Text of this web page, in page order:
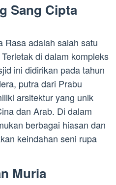
Sang Cipta
Rasa adalah salah satu
di dalam kompleks
ini didirikan pada tahun
putra dari Prabu
arsitektur yang unik
dan Arab. Di dalam
berbagai hiasan dan
keindahan seni rupa
Muria